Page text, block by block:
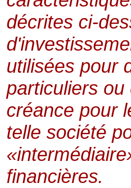
décrites ci-
utilisées pour
particuliers
créance pour
telle société
financières.